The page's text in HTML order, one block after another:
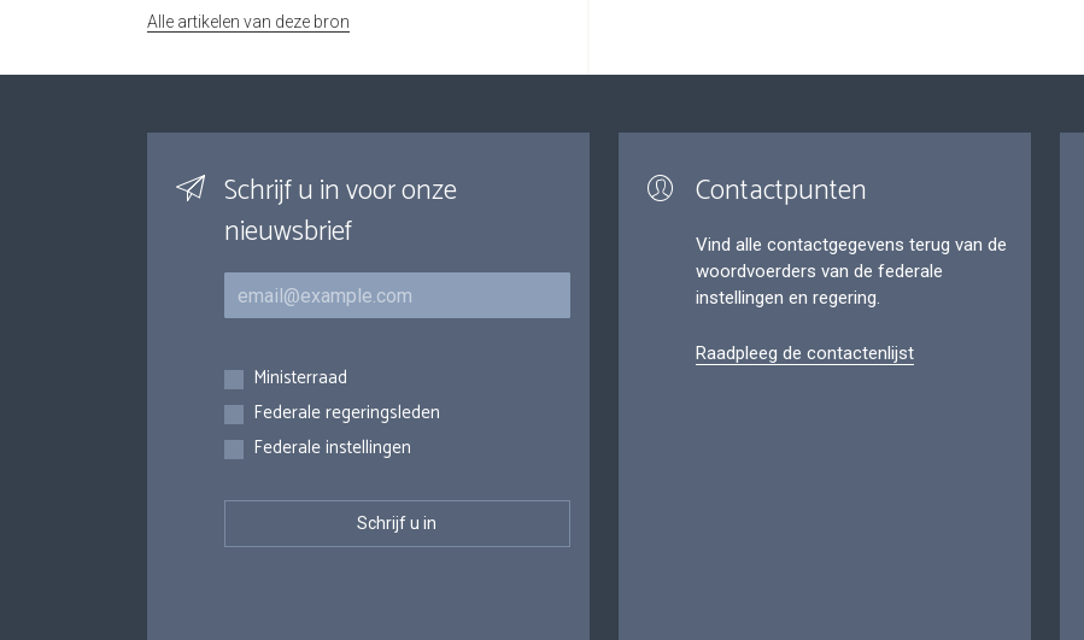
Alle artikelen van deze bron
Schrijf u in voor onze
nieuwsbrief
E-mail
Inschrijvingen
Ministerraad
Federale regeringsleden
Federale instellingen
Contactpunten
Vind alle contactgegevens terug van de
woordvoerders van de federale
instellingen en regering.
Raadpleeg de contactenlijst